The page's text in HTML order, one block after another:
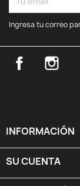
Ingresa tu correo
Facebook
INFORMACIÓN
SU CUENTA